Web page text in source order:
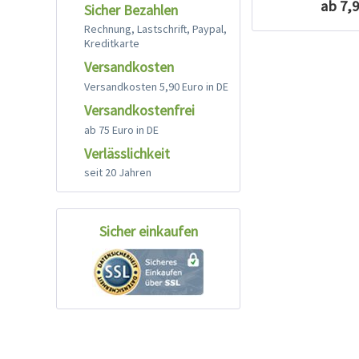
Sicher Bezahlen
Rechnung, Lastschrift, Paypal,
Kreditkarte
Versandkosten
Versandkosten 5,90 Euro in DE
Versandkostenfrei
ab 75 Euro in DE
Verlässlichkeit
seit 20 Jahren
Sicher einkaufen
ab